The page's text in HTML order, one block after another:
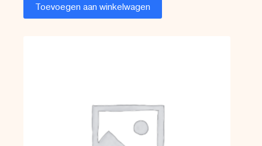
Toevoegen aan winkelwagen